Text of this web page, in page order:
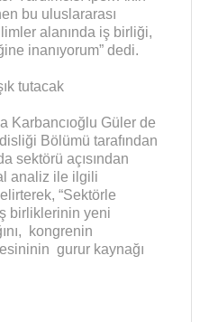
bu uluslararası
alanında iş birliği,
inanıyorum” dedi.
tutacak
Karbancıoğlu Güler de
Bölümü tarafından
sektörü açısından
analiz ile ilgili
“Sektörle
birliklerinin yeni
kongrenin
gurur kaynağı